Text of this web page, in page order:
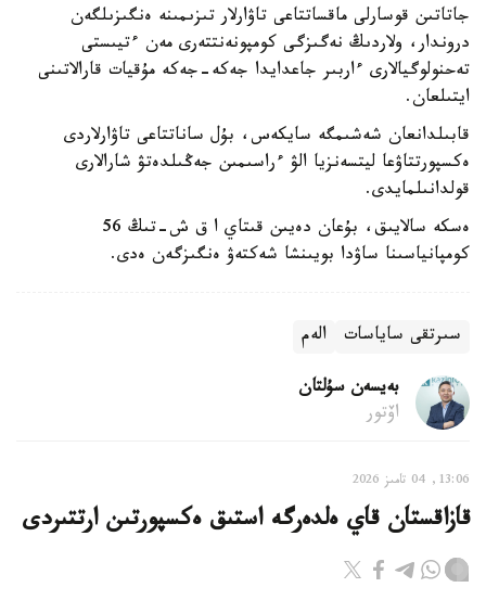
جاتاتىن قوسارلى ماقساتتاعى تاۋارلار تىزىمىنە ەنگىزىلگەن
دروندار، ولاردىڭ نەگىزگى كومپونەنتتەرى مەن ءتيىستى
تەحنولوگيالارى ءاربىر جاعدايدا جەكە-جەكە مۇقيات قارالاتىنى
ايتىلعان.
قابىلدانعان شەشىمگە سايكەس، بۇل ساناتتاعى تاۋارلاردى
ەكسپورتتاۋعا ليتسەنزيا الۋ ءراسىمىن جەڭىلدەتۋ شارالارى
قولدانىلمايدى.
ەسكە سالايىق، بۇعان دەيىن قىتاي ا ق ش-تىڭ 56
كومپانياسىنا ساۋدا بويىنشا شەكتەۋ ەنگىزگەن ەدى.
سىرتقى ساياسات الەم
بەيسەن سۇلتان
اۆتور
13:06, 04 تامىز 2026
قازاقستان قاي ەلدەرگە استىق ەكسپورتىن ارتتىردى